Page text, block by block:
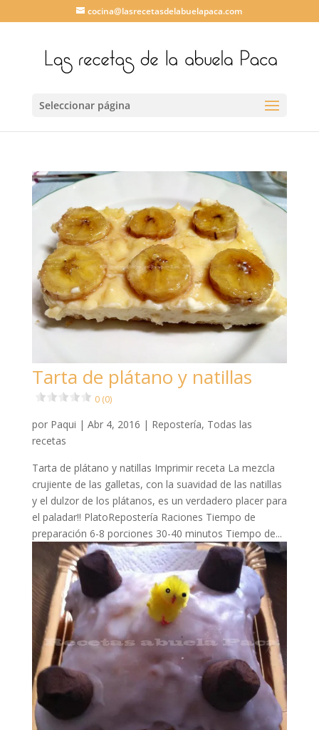
cocina@lasrecetasdelabuelapaca.com
Seleccionar página
Tarta de plátano y natillas
0 (0)
por Paqui | Abr 4, 2016 | Repostería, Todas las
recetas
Tarta de plátano y natillas Imprimir receta La mezcla
crujiente de las galletas, con la suavidad de las natillas
y el dulzor de los plátanos, es un verdadero placer para
el paladar!! PlatoRepostería Raciones Tiempo de
preparación 6-8 porciones 30-40 minutos Tiempo de...